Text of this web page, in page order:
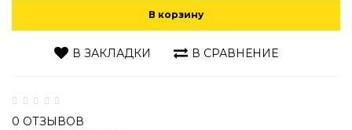
В корзину
В ЗАКЛАДКИ В СРАВНЕНИЕ
0 ОТЗЫВОВ